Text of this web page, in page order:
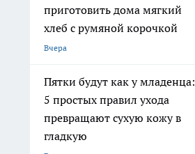
приготовить дома мягкий
хлеб с румяной корочкой
Вчера
Пятки будут как у младенца:
5 простых правил ухода
превращают сухую кожу в
гладкую